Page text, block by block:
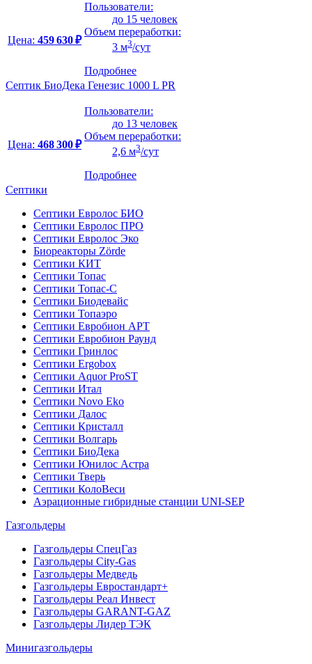
Цена: 459 630 ₽
Пользователи:
до 15 человек
Объем переработки:
3 м3/сут
Подробнее
Септик БиоДека Генезис 1000 L PR
Цена: 468 300 ₽
Пользователи:
до 13 человек
Объем переработки:
2,6 м3/сут
Подробнее
Септики
Септики Евролос БИО
Септики Евролос ПРО
Септики Евролос Эко
Биореакторы Zörde
Септики КИТ
Септики Топас
Септики Топас-С
Септики Биодевайс
Септики Топаэро
Септики Евробион АРТ
Септики Евробион Раунд
Септики Гринлос
Септики Ergobox
Септики Aquor ProST
Септики Итал
Септики Novo Eko
Септики Далос
Септики Кристалл
Септики Волгарь
Септики БиоДека
Септики Юнилос Астра
Септики Тверь
Септики КолоВеси
Аэрационные гибридные станции UNI-SEP
Газгольдеры
Газгольдеры СпецГаз
Газгольдеры City-Gas
Газгольдеры Медведь
Газгольдеры Евростандарт+
Газгольдеры Реал Инвест
Газгольдеры GARANT-GAZ
Газгольдеры Лидер ТЭК
Минигазгольдеры